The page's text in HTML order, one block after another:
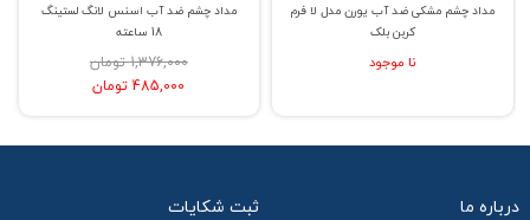
مداد چشم ضد آب اسنس لانگ لستینگ
18 ساعته
1,376,000 تومان
485,000 تومان
مداد چشم مشکی ضد آب یورن مدل لا فرم
کربن بلک
نا موجود
درباره ما ثبت شکایات